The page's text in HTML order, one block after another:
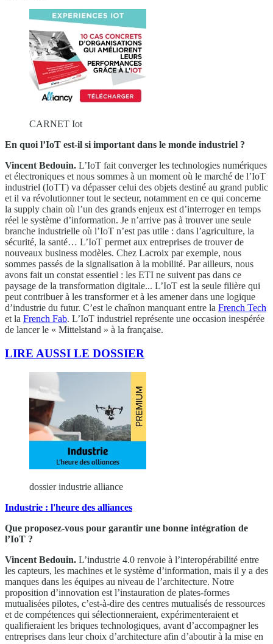
CARNET Iot
En quoi l’IoT est-il si important dans le monde industriel ?
Vincent Bedouin. L’IoT fait converger les technologies numériques
et électroniques et nous sommes à un moment où le marché de l’IoT
industriel (IoTT) va dépasser celui des objets destiné au grand public
et il va révolutionner tout le secteur, notamment en ce qui concerne
la supply chain où l’un des grands enjeux est d’interroger en temps
réel le système d’information. Je n’arrive pas à trouver une seule
branche industrielle où l’IoT n’est pas utile : dans l’agriculture, la
sécurité, la santé… L’IoT permet aux entreprises de trouver de
nouveaux business modèles. Chez Lacroix par exemple, nous
sommes passés de la signalisation à la mobilité. Par ailleurs, nous
avons fait un constat essentiel : les ETI ne suivent pas dans ce
paysage de la transformation digitale... L’IoT est la seule filière qui
peut contribuer à les transformer et à les amener dans une logique
d’industrie du futur. C’est le chaînon manquant entre la French Tech
et la French Fab. L’IoT industriel représente une occasion inespérée
de lancer le « Mittelstand » à la française.
LIRE AUSSI LE DOSSIER
dossier industrie alliance
Industrie : l'heure des alliances
Que proposez-vous pour garantir une bonne intégration de
l’IoT ?
Vincent Bedouin. L’industrie 4.0 renvoie à l’interopérabilité entre
les capteurs, les machines et le système d’information, mais il y a des
manques dans les équipes au niveau de l’architecture. Notre
proposition d’innovation est l’instauration de plates-formes
mutualisées pilotes, c’est-à-dire des centres mutualisés de ressources
et de compétences qui sélectionneraient, expérimenteraient et
qualifieraient les briques technologiques, avant d’accompagner les
entreprises dans leur choix d’architecture afin d’aboutir à la mise en